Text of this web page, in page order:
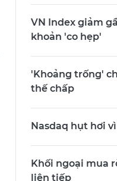
VN Index giảm
khoản 'co hẹp'
'Khoảng trống'
thế chấp
Nasdaq hụt hơi vì
Khối ngoại mua